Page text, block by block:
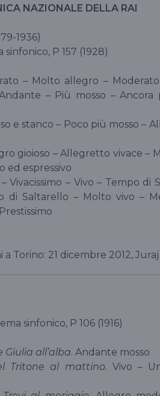
NAZIONALE DELLA RAI
1936)
sinfonico, P 157 (1928)
– Molto allegro –
– Più mosso –
e stanco – Poco più mosso –
gioioso – Allegretto vivace –
ed espressivo
– Vivacissimo – Vivo – Tempo
di Saltarello – Molto vivo –
a Torino: 21 dicembre 2012,
sinfonico, P 106 (1916)
Giulia all’alba. Andante mosso
Tritone al mattino. Vivo –